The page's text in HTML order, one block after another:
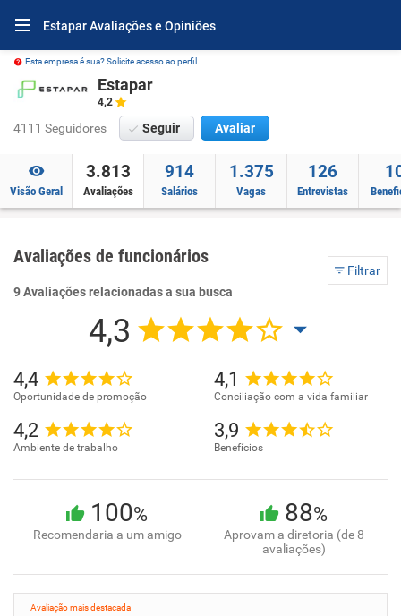
Estapar Avaliações e Opiniões
Esta empresa é sua? Solicite acesso ao perfil.
Estapar
4,2
4111 Seguidores Seguir Avaliar
Visão Geral
3.813
Avaliações
914
Salários
1.375
Vagas
126
Entrevistas
Avaliações de funcionários
Filtrar
9 Avaliações relacionadas a sua busca
4,3
4,4
Oportunidade de promoção
4,1
Conciliação com a vida familiar
4,2
Ambiente de trabalho
3,9
Benefícios
100%
Recomendaria a um amigo
88%
Aprovam a diretoria (de 8
avaliações)
Avaliação mais destacada